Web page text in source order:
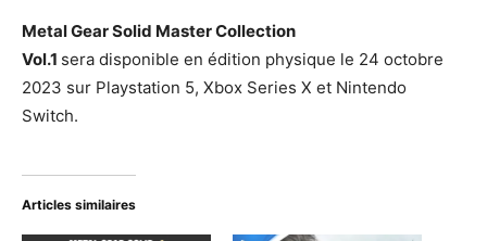
Metal Gear Solid Master Collection
Vol.1 sera disponible en édition physique le 24 octobre
2023 sur Playstation 5, Xbox Series X et Nintendo
Switch.
Articles similaires